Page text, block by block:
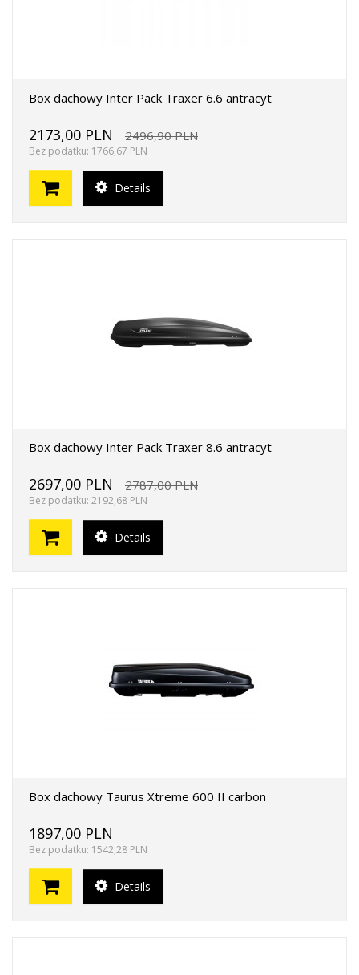
Box dachowy Inter Pack Traxer 6.6 antracyt
2173,00 PLN 2496,90 PLN
Bez podatku: 1766,67 PLN
Details
Box dachowy Inter Pack Traxer 8.6 antracyt
2697,00 PLN 2787,00 PLN
Bez podatku: 2192,68 PLN
Details
Box dachowy Taurus Xtreme 600 II carbon
1897,00 PLN
Bez podatku: 1542,28 PLN
Details